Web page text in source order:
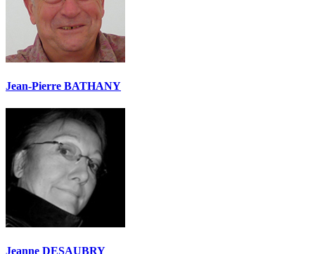
Jean-Pierre BATHANY
Jeanne DESAUBRY